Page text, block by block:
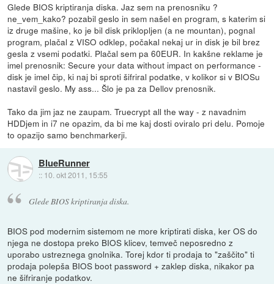
Glede BIOS kriptiranja diska. Jaz sem na prenosniku ?
ne_vem_kako? pozabil geslo in sem našel en program, s katerim si
iz druge mašine, ko je bil disk priklopljen (a ne mountan), pognal
program, plačal z VISO odklep, počakal nekaj ur in disk je bil brez
gesla z vsemi podatki. Plačal sem pa 60EUR. In kakšne reklame je
imel prenosnik: Secure your data without impact on performance -
disk je imel čip, ki naj bi sproti šifriral podatke, v kolikor si v BIOSu
nastavil geslo. My ass... Šlo je pa za Dellov prenosnik.
Tako da jim jaz ne zaupam. Truecrypt all the way - z navadnim
HDDjem in i7 ne opazim, da bi me kaj dosti oviralo pri delu. Pomoje
to opazijo samo benchmarkerji.
BlueRunner
:: 10. okt 2011, 15:55
Glede BIOS kriptiranja diska.
BIOS pod modernim sistemom ne more kriptirati diska, ker OS do
njega ne dostopa preko BIOS klicev, temveč neposredno z
uporabo ustreznega gnolnika. Torej kdor ti prodaja to "zaščito" ti
prodaja polepša BIOS boot password + zaklep diska, nikakor pa
ne šifriranje podatkov.